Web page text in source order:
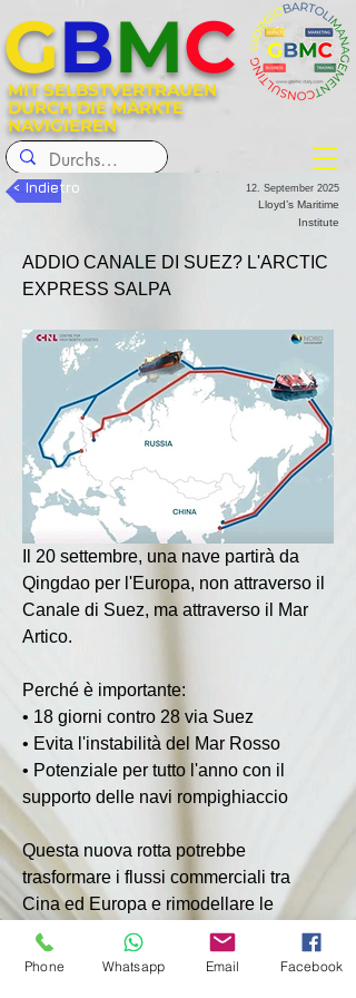
MIT SELBSTVERTRAUEN
DURCH DIE MÄRKTE
NAVIGIEREN
GBMC
< Indietro 12. September 2025
Lloyd’s Maritime
Institute
ADDIO CANALE DI SUEZ? L'ARCTIC
EXPRESS SALPA
Il 20 settembre, una nave partirà da
Qingdao per l'Europa, non attraverso il
Canale di Suez, ma attraverso il Mar
Artico.
Perché è importante:
• 18 giorni contro 28 via Suez
• Evita l'instabilità del Mar Rosso
• Potenziale per tutto l'anno con il
supporto delle navi rompighiaccio
Questa nuova rotta potrebbe
trasformare i flussi commerciali tra
Cina ed Europa e rimodellare le
catene di approvvigionamento globali.
Phone Whatsapp Email Facebook